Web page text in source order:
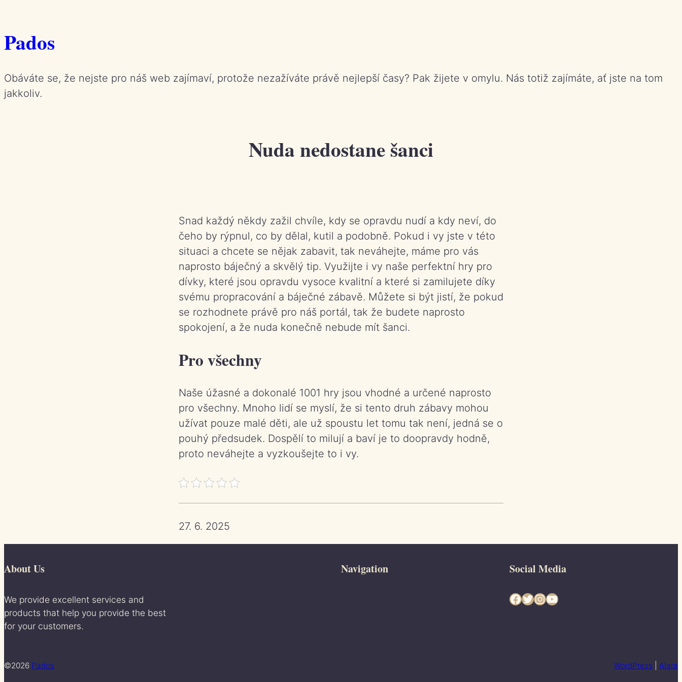
obsah
Pados
Obáváte se, že nejste pro náš web zajímaví, protože nezažíváte právě nejlepší časy? Pak žijete v omylu. Nás totiž zajímáte, ať jste na tom
jakkoliv.
Nuda nedostane šanci
Snad každý někdy zažil chvíle, kdy se opravdu nudí a kdy neví, do
čeho by rýpnul, co by dělal, kutil a podobně. Pokud i vy jste v této
situaci a chcete se nějak zabavit, tak neváhejte, máme pro vás
naprosto báječný a skvělý tip. Využijte i vy naše perfektní hry pro
dívky, které jsou opravdu vysoce kvalitní a které si zamilujete díky
svému propracování a báječné zábavě. Můžete si být jistí, že pokud
se rozhodnete právě pro náš portál, tak že budete naprosto
spokojení, a že nuda konečně nebude mít šanci.
Pro všechny
Naše úžasné a dokonalé 1001 hry jsou vhodné a určené naprosto
pro všechny. Mnoho lidí se myslí, že si tento druh zábavy mohou
užívat pouze malé děti, ale už spoustu let tomu tak není, jedná se o
pouhý předsudek. Dospělí to milují a baví je to doopravdy hodně,
proto neváhejte a vyzkoušejte to i vy.
27. 6. 2025
About Us
We provide excellent services and
products that help you provide the best
for your customers.
Navigation Social Media
Facebook Twitter InstagramYouTube
©2026 Pados WordPress Alara